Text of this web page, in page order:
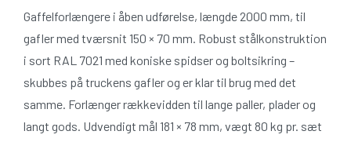
Gaffelforlængere i åben udførelse, længde 2000 mm, til
gafler med tværsnit 150 × 70 mm. Robust stålkonstruktion
i sort RAL 7021 med koniske spidser og boltsikring –
skubbes på truckens gafler og er klar til brug med det
samme. Forlænger rækkevidden til lange paller, plader og
langt gods. Udvendigt mål 181 × 78 mm, vægt 80 kg pr. sæt